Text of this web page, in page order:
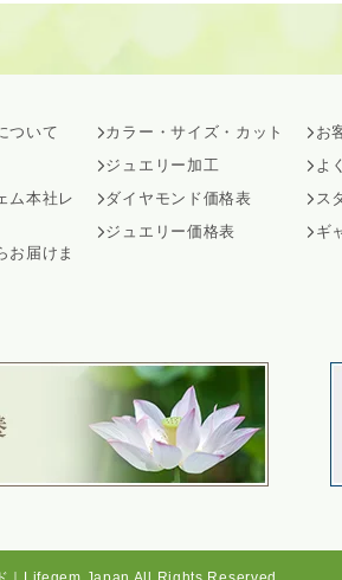
ついて
ム本社レ
お届けま
カラー・サイズ・カット
ジュエリー加工
ダイヤモンド価格表
ジュエリー価格表
お
よ
ス
ギ